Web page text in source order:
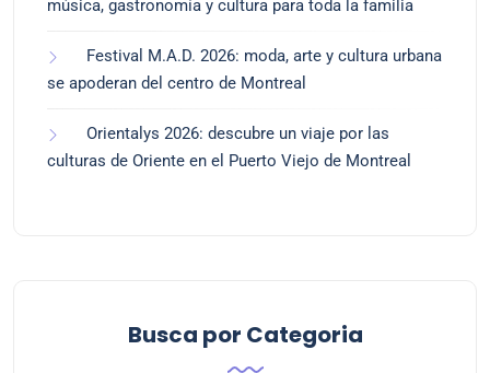
música, gastronomía y cultura para toda la familia
Festival M.A.D. 2026: moda, arte y cultura urbana
se apoderan del centro de Montreal
Orientalys 2026: descubre un viaje por las
culturas de Oriente en el Puerto Viejo de Montreal
Busca por Categoria